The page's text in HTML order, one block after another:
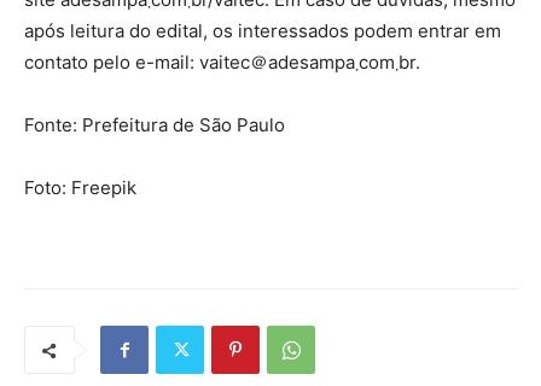
após leitura do edital, os interessados podem entrar em
contato pelo e-mail: vaitec＠adesampa܂com܂br.
Fonte: Prefeitura de São Paulo
Foto: Freepik